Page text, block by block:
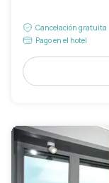
Cancelación gratuita
Pago en el hotel